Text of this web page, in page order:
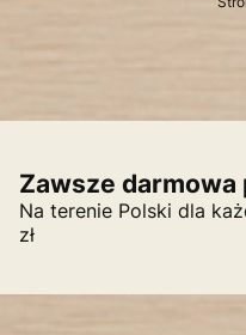
Zawsze darmowa
Na terenie Polski dla
zł